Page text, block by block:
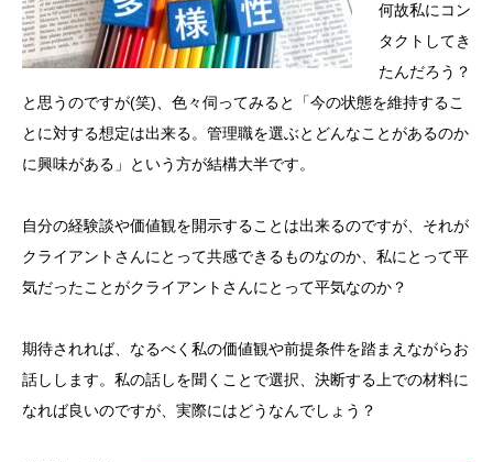
何故私にコン
タクトしてき
たんだろう？
と思うのですが(笑)、色々伺ってみると「今の状態を維持するこ
とに対する想定は出来る。管理職を選ぶとどんなことがあるのか
に興味がある」という方が結構大半です。
自分の経験談や価値観を開示することは出来るのですが、それが
クライアントさんにとって共感できるものなのか、私にとって平
気だったことがクライアントさんにとって平気なのか？
期待されれば、なるべく私の価値観や前提条件を踏まえながらお
話しします。私の話しを聞くことで選択、決断する上での材料に
なれば良いのですが、実際にはどうなんでしょう？